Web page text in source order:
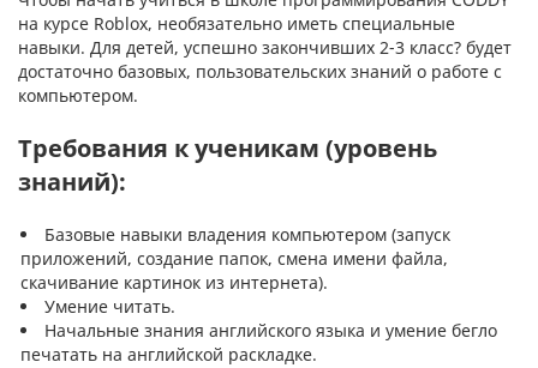
на курсе Roblox, необязательно иметь специальные
навыки. Для детей, успешно закончивших 2-3 класс? будет
достаточно базовых, пользовательских знаний о работе с
компьютером.
Требования к ученикам (уровень
знаний):
Базовые навыки владения компьютером (запуск
приложений, создание папок, смена имени файла,
скачивание картинок из интернета).
Умение читать.
Начальные знания английского языка и умение бегло
печатать на английской раскладке.